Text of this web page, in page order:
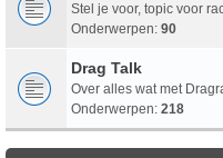
Stel je voor, topic voor
Onderwerpen: 90
Drag Talk
Over alles wat met
Onderwerpen: 218